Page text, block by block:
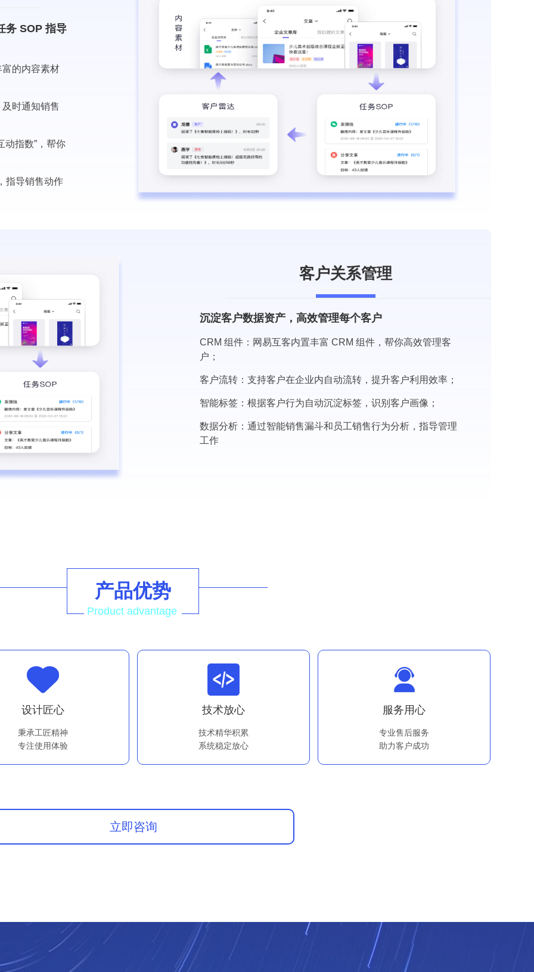
务 SOP 指导
的内容素材
时通知销售
动指数”，帮你
指导销售动作
客户关系管理
沉淀客户数据资产，高效管理每个客户
CRM 组件：网易互客内置丰富 CRM 组件，帮你高效管理客
户；
客户流转：支持客户在企业内自动流转，提升客户利用效率；
智能标签：根据客户行为自动沉淀标签，识别客户画像；
数据分析：通过智能销售漏斗和员工销售行为分析，指导管理
工作
产品优势
Product advantage
设计匠心
秉承工匠精神
专注使用体验
技术放心
技术精华积累
系统稳定放心
服务用心
专业售后服务
助力客户成功
立即咨询